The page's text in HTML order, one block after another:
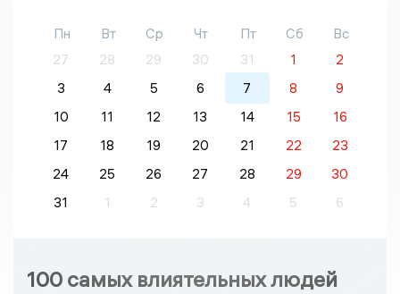
Пн Вт Ср Чт Пт Сб
Вс
27
28 29 30 31 1
2
3
4 5 6 7 8
9
10
11 12 13 14 15
16
17
18 19 20 21 22
23
24
25 26 27 28 29
30
31
1 2 3 4 5 6
100 самых влиятельных людей